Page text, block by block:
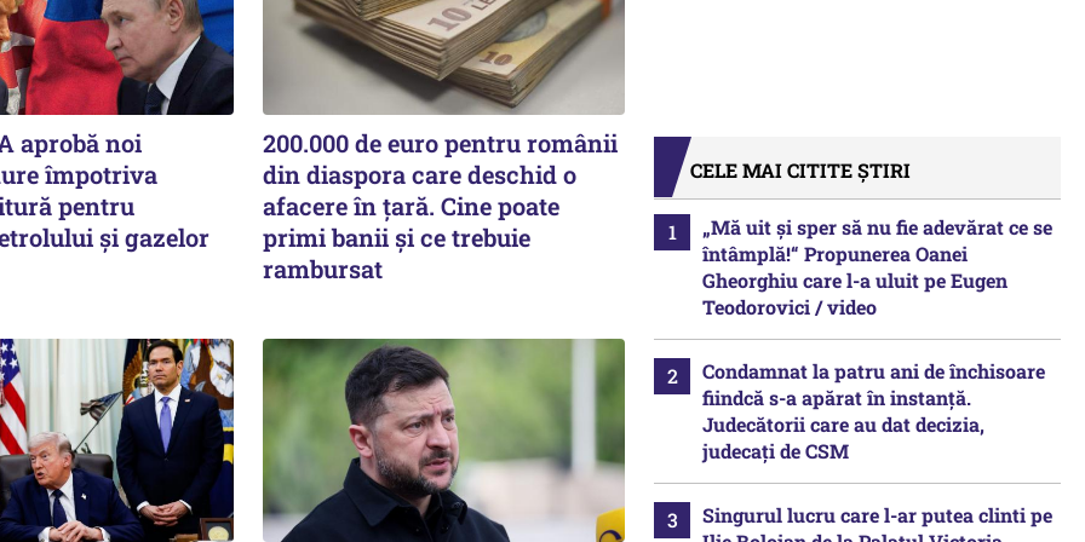
aprobă noi
împotriva
pentru
și gazelor
200.000 de euro pentru românii
din diaspora care deschid o
afacere în țară. Cine poate
primi banii și ce trebuie
rambursat
CELE MAI CITITE ȘTIRI
„Mă uit și sper să nu fie adevărat ce se
întâmplă!“ Propunerea Oanei
Gheorghiu care l-a uluit pe Eugen
Teodorovici / video
Condamnat la patru ani de închisoare
fiindcă s-a apărat în instanță.
Judecătorii care au dat decizia,
judecați de CSM
Singurul lucru care l-ar putea clinti pe